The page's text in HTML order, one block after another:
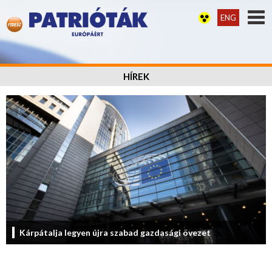
ENG
HÍREK
Kárpátalja legyen újra szabad gazdasági övezet